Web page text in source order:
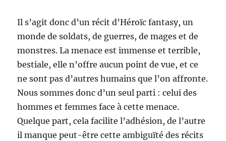
Il s’agit donc d’un récit d’Héroïc fantasy, un
monde de soldats, de guerres, de mages et de
monstres. La menace est immense et terrible,
bestiale, elle n’offre aucun point de vue, et ce
ne sont pas d’autres humains que l’on affronte.
Nous sommes donc d’un seul parti : celui des
hommes et femmes face à cette menace.
Quelque part, cela facilite l’adhésion, de l’autre
il manque peut-être cette ambiguïté des récits